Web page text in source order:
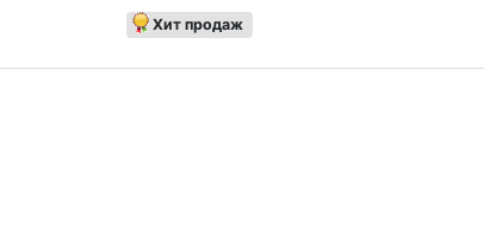
Хит продаж